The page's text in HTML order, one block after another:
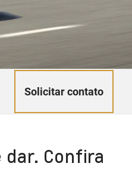
Solicitar contato
Confira